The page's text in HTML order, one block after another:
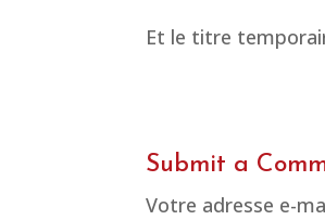
Et le titre
Submit a
Votre adresse e-